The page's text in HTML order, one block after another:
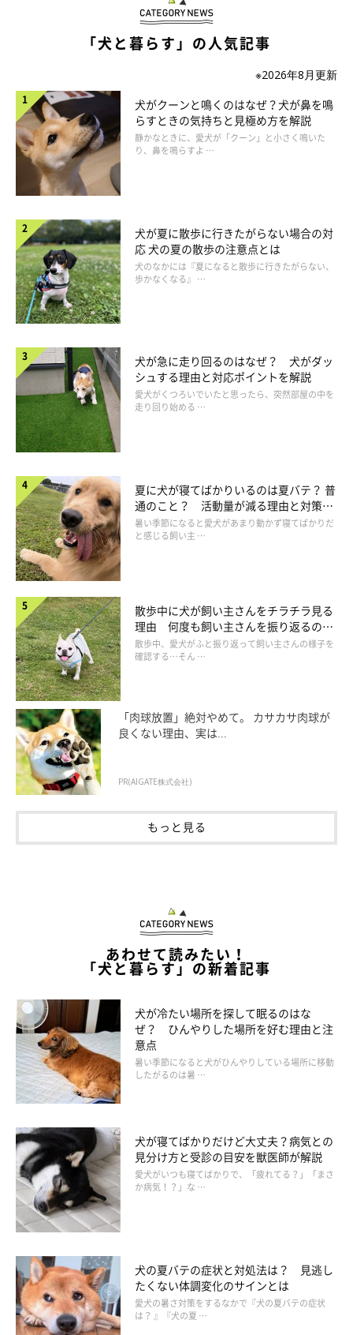
いぬのきもち投稿写真ギャラリー
ーー梅雨になると犬のどのような皮膚の病気が多くなりますか？
A：梅雨の時期は一般的に犬の皮膚炎や外耳炎が多くなります。
皮膚炎や外耳炎では皮膚の赤みやかゆみ、湿疹、ジュクジュクす
るといった症状がみられやすいです。
Q.犬の皮膚トラブルを予防する方法は？
ーー犬の皮膚トラブルを予防するためにどのようなお手入れをす
犬の皮膚トラブルの予防対策として、ブラッシングを小まめ
にする、シャンプーの頻度を増やす、皮膚を清潔に保つようにす
るとよいでしょう。
「犬と暮らす」の人気記事
※2026年8月更新
犬がクーンと鳴くのはなぜ？犬が鼻を鳴
らすときの気持ちと見極め方を解説
静かなときに、愛犬が「クーン」と小さく鳴いた
り、鼻を鳴らすよ …
犬が夏に散歩に行きたがらない場合の対
応 犬の夏の散歩の注意点とは
犬のなかには『夏になると散歩に行きたがらない、
歩かなくなる』 …
犬が急に走り回るのはなぜ？ 犬がダッ
シュする理由と対応ポイントを解説
愛犬がくつろいでいたと思ったら、突然部屋の中を
走り回り始める …
夏に犬が寝てばかりいるのは夏バテ？ 普
通のこと？ 活動量が減る理由と対策と
は
暑い季節になると愛犬があまり動かず寝てばかりだ
と感じる飼い主 …
散歩中に犬が飼い主さんをチラチラ見る
理由 何度も飼い主さんを振り返るのは
なぜ？
散歩中、愛犬がふと振り返って飼い主さんの様子を
確認する…そん …
「肉球放置」絶対やめて。 カサカサ肉球が
良くない理由、実は...
PR(AIGATE株式会社)
もっと見る
あわせて読みたい！
「犬と暮らす」の新着記事
犬が冷たい場所を探して眠るのはな
ぜ？ ひんやりした場所を好む理由と注
意点
暑い季節になると犬がひんやりしている場所に移動
したがるのは暑 …
犬が寝てばかりだけど大丈夫？病気との
見分け方と受診の目安を獣医師が解説
愛犬がいつも寝てばかりで、「疲れてる？」「まさ
か病気！？」な …
犬の夏バテの症状と対処法は？ 見逃し
たくない体調変化のサインとは
愛犬の暑さ対策をするなかで『犬の夏バテの症状
は？ 』『犬の夏 …